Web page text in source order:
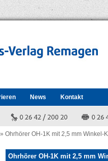
News Kontakt
» Ohrhörer OH-1K mit 2,5 mm Winkel-
Ohrhörer OH-1K mit 2,5 mm